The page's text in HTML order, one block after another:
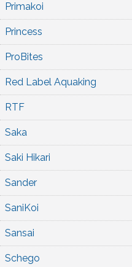
Primakoi
Princess
ProBites
Red Label Aquaking
RTF
Saka
Saki Hikari
Sander
SaniKoi
Sansai
Schego